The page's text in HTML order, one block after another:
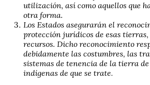
utilización, así como aquellos que
otra forma.
Los Estados asegurarán el
protección jurídicos de esas
recursos. Dicho reconocimiento
debidamente las costumbres, las
sistemas de tenencia de la tierra de
indígenas de que se trate.